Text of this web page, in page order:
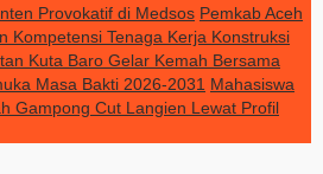
Provokatif di Medsos Pemkab Aceh
Kompetensi Tenaga Kerja Konstruksi
Kuta Baro Gelar Kemah Bersama
Masa Bakti 2026-2031 Mahasiswa
Gampong Cut Langien Lewat Profil